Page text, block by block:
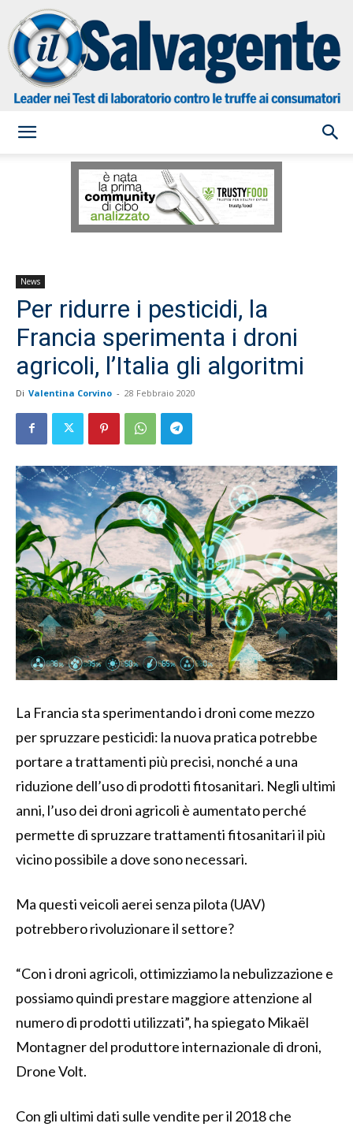
Salvagente
News
Per ridurre i pesticidi, la
Francia sperimenta i droni
agricoli, l’Italia gli algoritmi
Di Valentina Corvino - 28 Febbraio 2020
La Francia sta sperimentando i droni come mezzo
per spruzzare pesticidi: la nuova pratica potrebbe
portare a trattamenti più precisi, nonché a una
riduzione dell’uso di prodotti fitosanitari. Negli ultimi
anni, l’uso dei droni agricoli è aumentato perché
permette di spruzzare trattamenti fitosanitari il più
vicino possibile a dove sono necessari.
Ma questi veicoli aerei senza pilota (UAV)
potrebbero rivoluzionare il settore?
“Con i droni agricoli, ottimizziamo la nebulizzazione e
possiamo quindi prestare maggiore attenzione al
numero di prodotti utilizzati”, ha spiegato Mikaël
Montagner del produttore internazionale di droni,
Drone Volt.
Con gli ultimi dati sulle vendite per il 2018 che